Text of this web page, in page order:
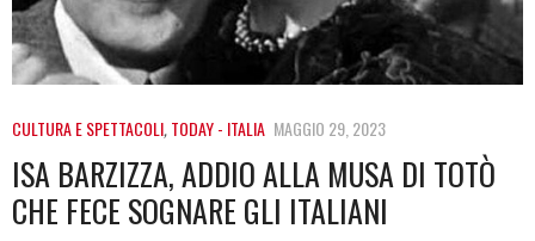
CULTURA E SPETTACOLI,TODAY - ITALIA MAGGIO 29, 2023
ISA BARZIZZA, ADDIO ALLA MUSA DI TOTÒ
CHE FECE SOGNARE GLI ITALIANI